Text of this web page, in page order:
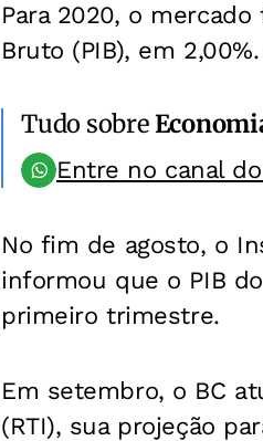
Para 2020, o
Bruto (PIB), em
Tudo sobre
Entre no canal
No fim de agosto, o
informou que o PIB
primeiro trimestre.
Em setembro, o BC
(RTI), sua projeção